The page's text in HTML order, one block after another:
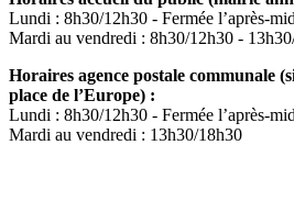
Lundi : 8h30/12h30 - Fermée l’après-
Mardi au vendredi : 8h30/12h30 -
Horaires agence postale communale
place de l’Europe) :
Lundi : 8h30/12h30 - Fermée l’après-
Mardi au vendredi : 13h30/18h30